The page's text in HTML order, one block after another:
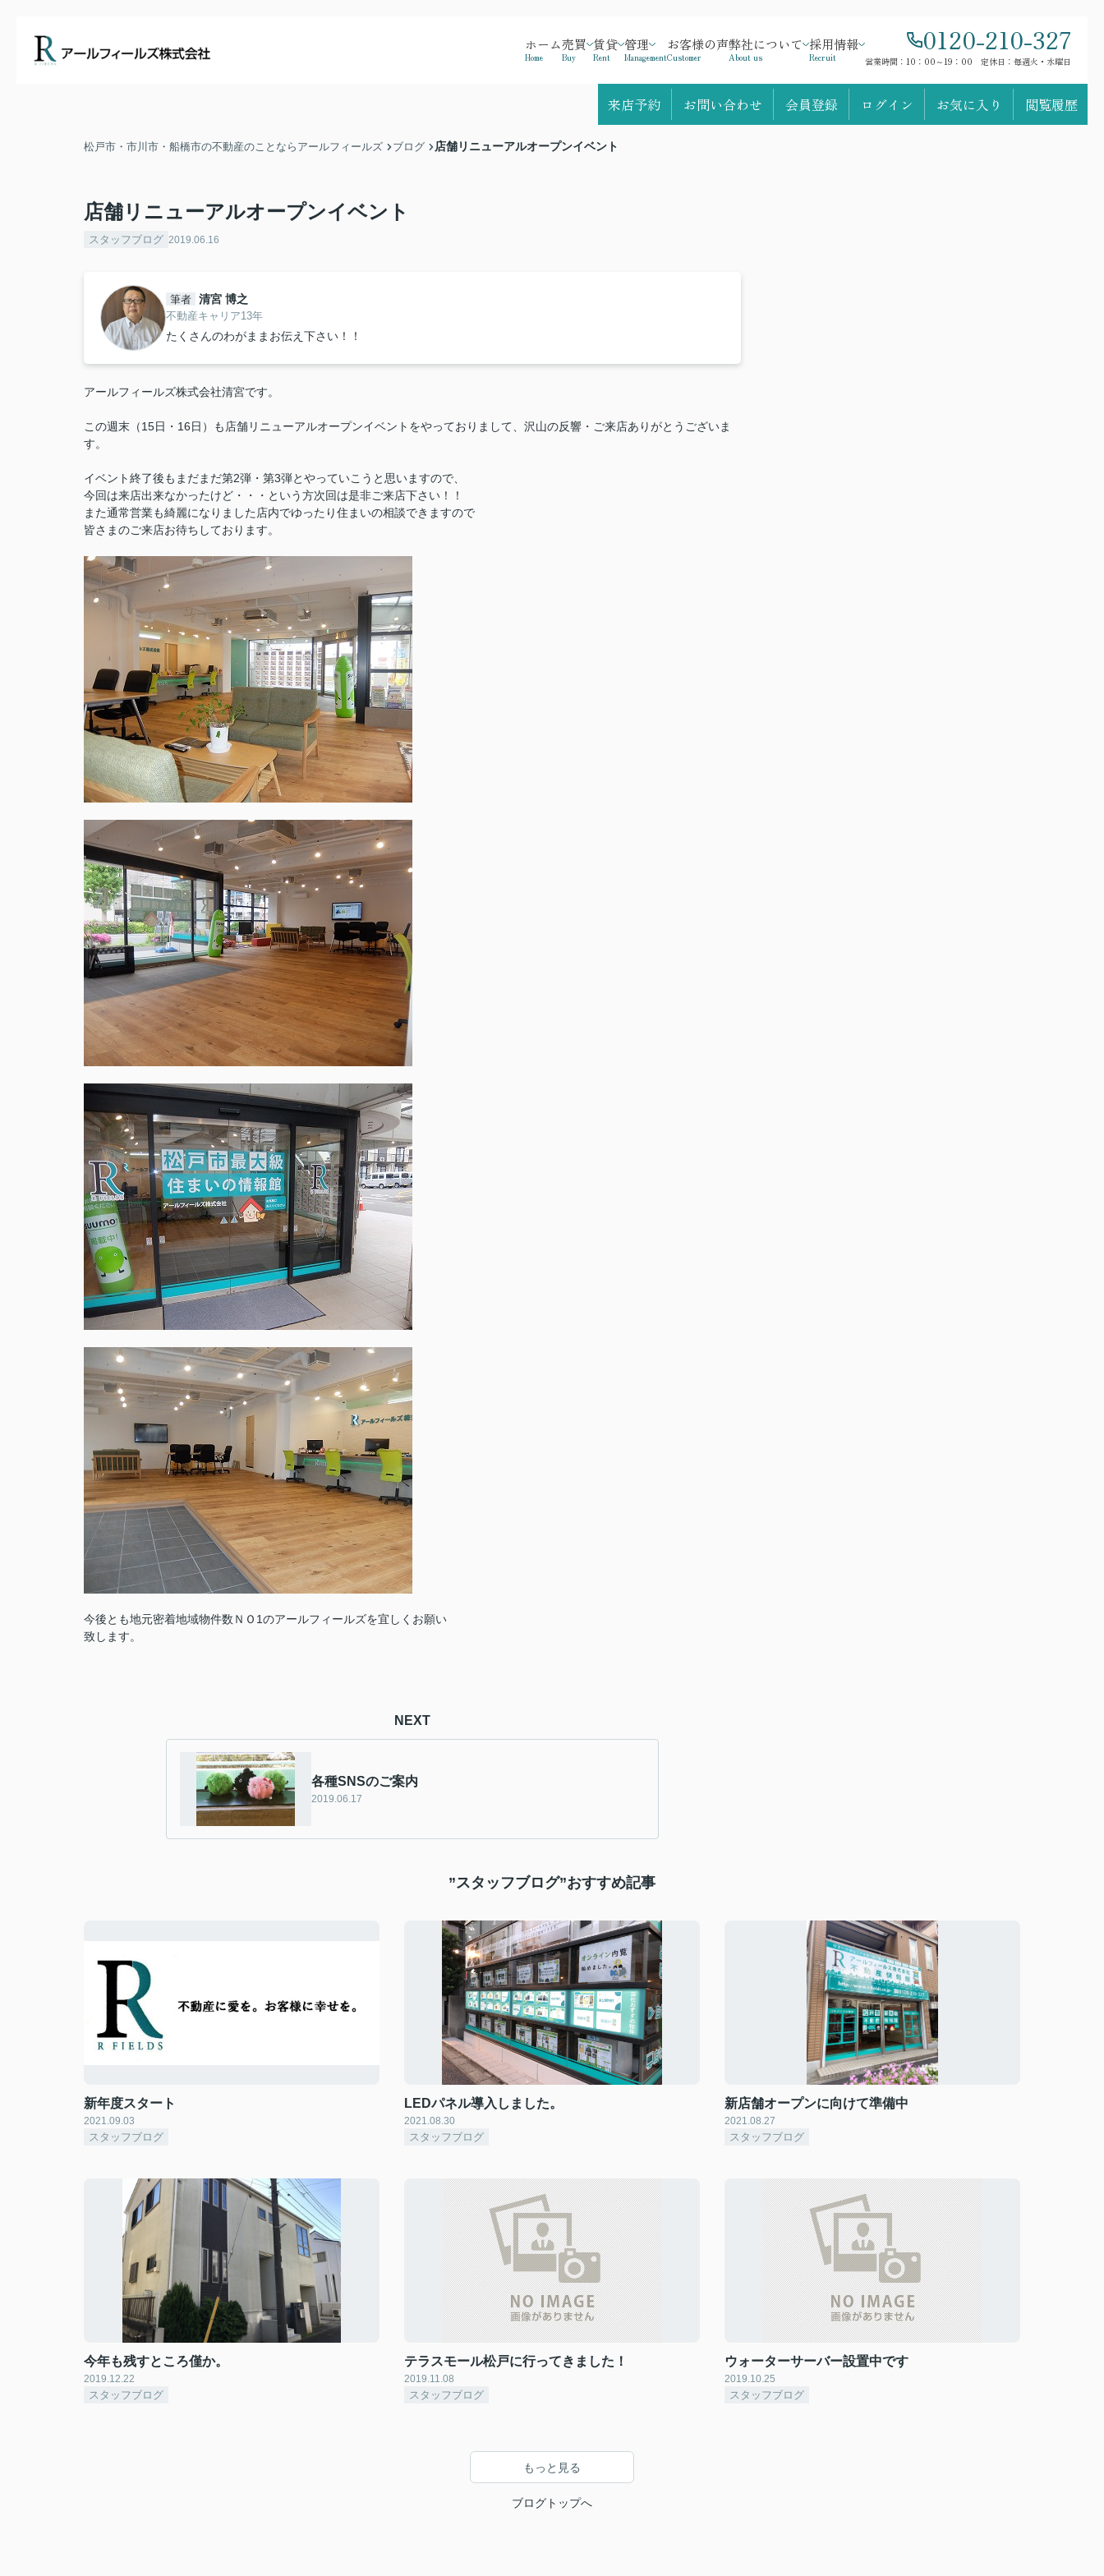
ホーム
Home
売買
Buy
賃貸
Rent
管理
Management
お客様の声
Customer
弊社について
About us
採用情報
Recruit
0120-210-327
営業時間：10：00～19：00 定休日：毎週火・水曜日
来店予約 お問い合わせ 会員登録 ログイン お気に入り 閲覧履歴
松戸市・市川市・船橋市の不動産のことならアールフィールズ ブログ 店舗リニューアルオープンイベント
店舗リニューアルオープンイベント
スタッフブログ 2019.06.16
筆者 清宮 博之
不動産キャリア13年
たくさんのわがままお伝え下さい！！
アールフィールズ株式会社清宮です。
この週末（15日・16日）も店舗リニューアルオープンイベントをやっておりまして、沢山の反響・ご来店ありがとうございま
す。
イベント終了後もまだまだ第2弾・第3弾とやっていこうと思いますので、
今回は来店出来なかったけど・・・という方次回は是非ご来店下さい！！
また通常営業も綺麗になりました店内でゆったり住まいの相談できますので
皆さまのご来店お待ちしております。
今後とも地元密着地域物件数ＮＯ1のアールフィールズを宜しくお願い
致します。
NEXT
各種SNSのご案内
2019.06.17
”スタッフブログ”おすすめ記事
新年度スタート
2021.09.03
スタッフブログ
LEDパネル導入しました。
2021.08.30
スタッフブログ
新店舗オープンに向けて準備中
2021.08.27
スタッフブログ
今年も残すところ僅か。
2019.12.22
スタッフブログ
テラスモール松戸に行ってきました！
2019.11.08
スタッフブログ
ウォーターサーバー設置中です
2019.10.25
スタッフブログ
もっと見る
ブログトップへ